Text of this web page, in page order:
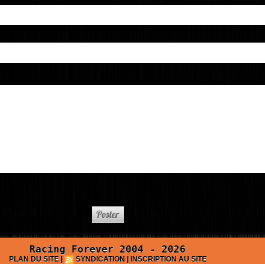
Racing Forever 2004 - 2026
PLAN DU SITE | SYNDICATION | INSCRIPTION AU SITE